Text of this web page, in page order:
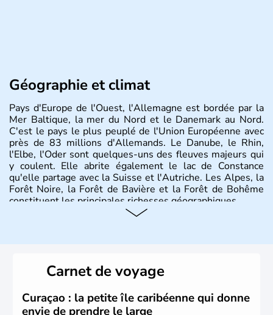
Géographie et climat
Pays d'Europe de l'Ouest, l'Allemagne est bordée par la
Mer Baltique, la mer du Nord et le Danemark au Nord.
C'est le pays le plus peuplé de l'Union Européenne avec
près de 83 millions d'Allemands. Le Danube, le Rhin,
l'Elbe, l'Oder sont quelques-uns des fleuves majeurs qui
y coulent. Elle abrite également le lac de Constance
qu'elle partage avec la Suisse et l'Autriche. Les Alpes, la
Forêt Noire, la Forêt de Bavière et la Forêt de Bohême
constituent les principales richesses géographiques.
lesquelles bénéficient d'une grande autonomie. Le pays
peut se targuer de grands noms qu'il a vu naître dans tous
les domaines, des arts à la politique en passant par la
philosophie. Hertz, Gutenberg, Heidegger, Thomas Mann,
Carnet de voyage
Curaçao : la petite île caribéenne qui donne
envie de prendre le large